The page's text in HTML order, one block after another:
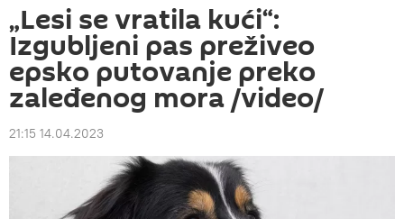
„Lesi se vratila kući“:
Izgubljeni pas preživeo
epsko putovanje preko
zaleđenog mora /video/
21:15 14.04.2023